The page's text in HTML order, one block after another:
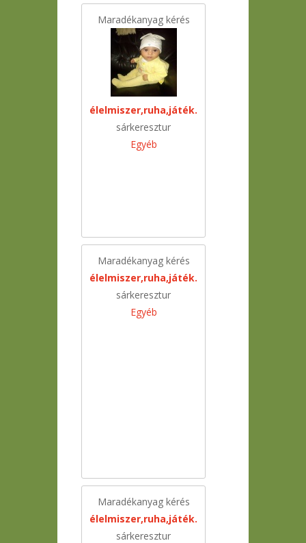
Maradékanyag kérés
élelmiszer,ruha,játék.
sárkeresztur
Egyéb
Maradékanyag kérés
élelmiszer,ruha,játék.
sárkeresztur
Egyéb
Maradékanyag kérés
élelmiszer,ruha,játék.
sárkeresztur